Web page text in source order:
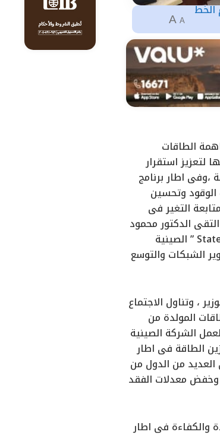
A
A
الطاقات
لتعزيز استقرار
،وفى اطار برنامج
وتحسين
التغير فى
الدكتور محمود
عصمت وزير الكهرباء والطاقة المتجددة ، تشن جيان المدير الإقليمي لشركة ستيت جريد” State Grid ” الصينية
الشبكات والتوسع
، وتناول الاجتماع
المولدة من
الشركة الصينية
الطاقة فى اطار
من الدول من
وخفض معدلات الفقد
والكفاءة فى اطار